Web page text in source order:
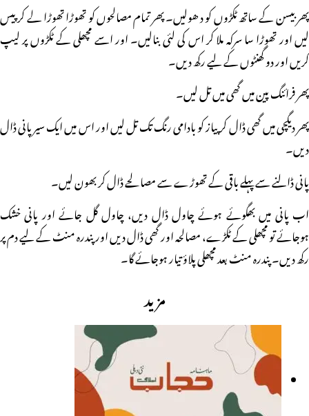
پھر بیسن کے ساتھ ٹکڑوں کو د ھولیں۔ پھر تمام مصالحوں کو تھوڑا تھوڑا لے کر پیس
لیں اور تھوڑا سا سرکہ ملا کر اس کی لئی بنالیں۔ اور اسے مچھلی کے ٹکڑوں پر لیپ
کریں اور دو گھنٹوں کے لیے رکھ دیں۔
پھر فرائنگ پین میں گھی میں تل لیں۔
پھر دیگچی میں گھی ڈال کر پیاز کو بادامی رنگ تک تل لیں اور اس میں ایک سیر پانی ڈال
دیں۔
پانی ڈالنے سے پہلے باقی کے تھوڑے سے مصالحے ڈال کر بھون لیں۔ـ
اب پانی میں بھگوئے ہوئے چاول ڈال دیں، چاول گل جائے اور پانی خشک
ہوجائے تو مچھلی کے ٹکڑے، مصالحہ اور گھی ڈال دیں اور پندرہ منٹ کے لیے دم پر
رکھ دیں۔ پندرہ منٹ بعد مچھلی پلاؤ تیار ہوجائے گا۔
مزید